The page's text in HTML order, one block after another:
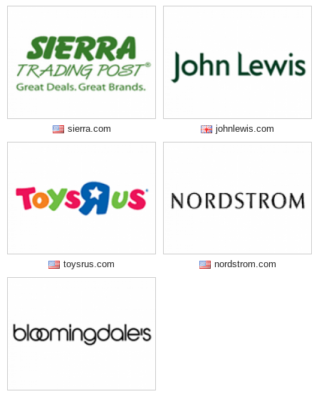
sierra.com johnlewis.com
toysrus.com nordstrom.com